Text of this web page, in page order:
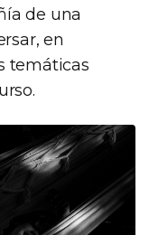
de una
en
temáticas